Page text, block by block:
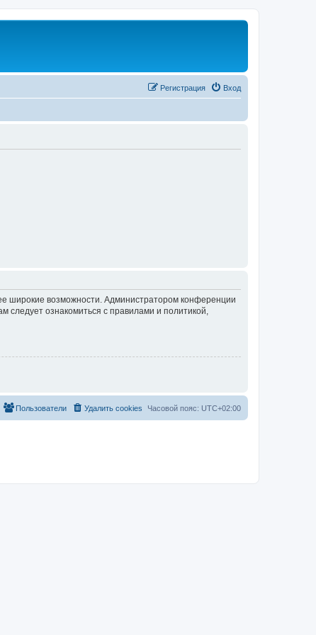
Вход
Регистрация
широкие возможности. Администратором конференции
следует ознакомиться с правилами и политикой,
Часовой пояс: UTC+02:00
Удалить cookies
Пользователи